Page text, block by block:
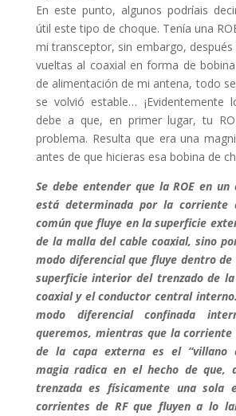
En este punto, algunos podríais
útil este tipo de choque. Tenía una
mi transceptor, sin embargo, después
vueltas al coaxial en forma de
de alimentación de mi antena, todo
se volvió estable… ¡Evidentemente
debe a que, en primer lugar, tu
problema. Resulta que era una
antes de que hicieras esa bobina de
Se debe entender que la ROE en un
está determinada por la corriente
común que fluye en la superficie
de la malla del cable coaxial, sino
modo diferencial que fluye dentro
superficie interior del trenzado de
coaxial y el conductor central
modo diferencial confinada
queremos, mientras que la corriente
de la capa externa es el “villano
magia radica en el hecho de que,
trenzada es físicamente una sola
corrientes de RF que fluyen a lo